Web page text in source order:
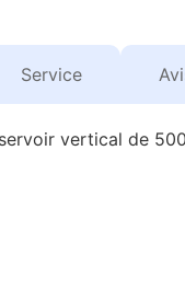
Service
vertical de